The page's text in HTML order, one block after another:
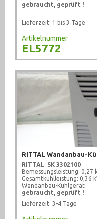
gebraucht, geprüft !
Lieferzeit: 1 bis 3 Tage
Artikelnummer
EL5772
RITTAL Wandanbau-
RITTAL
SK 3302100
Bemessungsleistung: 0,27
Gesamtkühlleistung: 0,36
Wandanbau-Kühlgerät
gebraucht, geprüft !
Lieferzeit: 3-4 Tage